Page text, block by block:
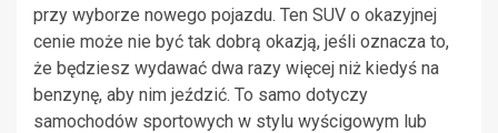
przy wyborze nowego pojazdu. Ten SUV o okazyjnej
cenie może nie być tak dobrą okazją, jeśli oznacza to,
że będziesz wydawać dwa razy więcej niż kiedyś na
benzynę, aby nim jeździć. To samo dotyczy
samochodów sportowych w stylu wyścigowym lub